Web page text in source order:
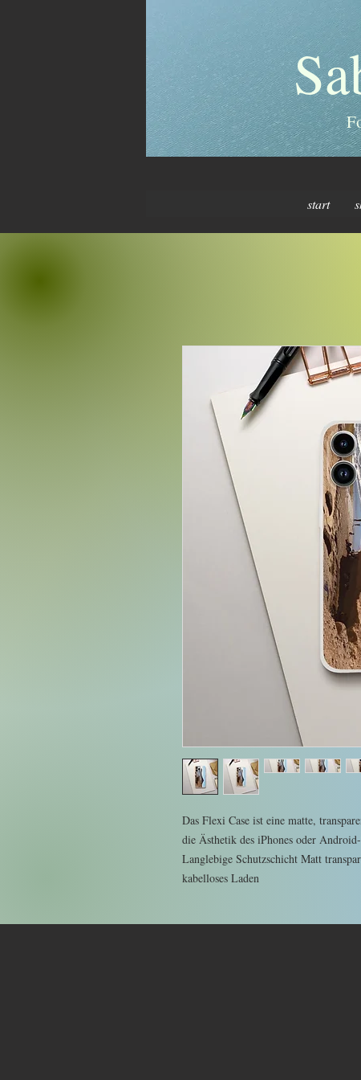
start
Das Flexi Case ist eine matte,
die Ästhetik des iPhones oder
Langlebige Schutzschicht Matt
kabelloses Laden